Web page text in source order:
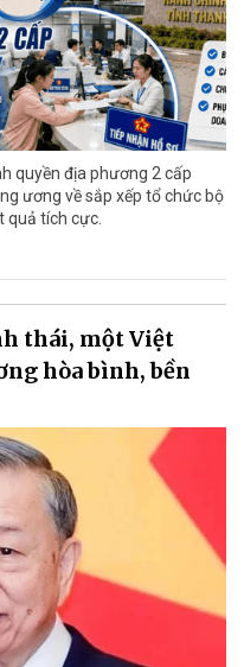
quyền địa phương 2 cấp
ương về sắp xếp tổ chức bộ
quả tích cực.
thái, một Việt
hòa bình, bền